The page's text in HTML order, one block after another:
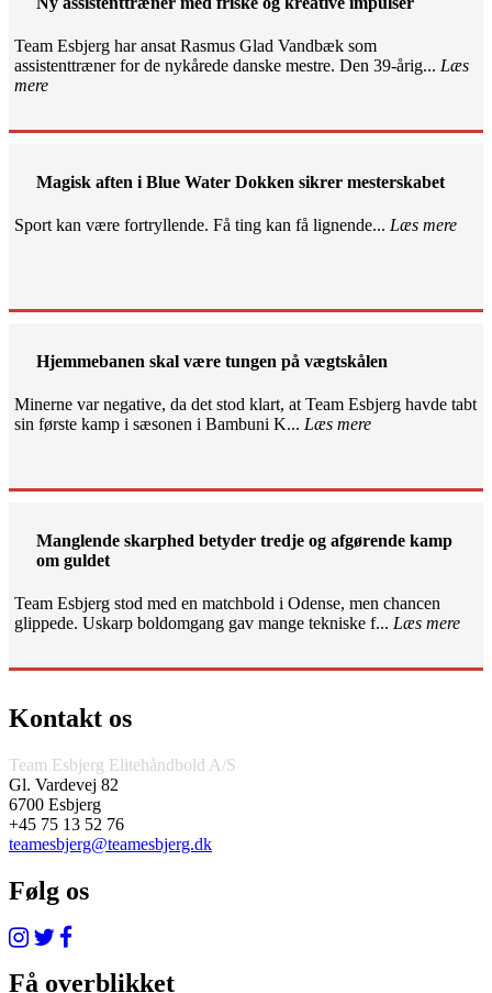
Team Esbjerg har ansat Rasmus Glad Vandbæk som
assistenttræner for de nykårede danske mestre. Den 39-årig... Læs
mere
Magisk aften i Blue Water Dokken sikrer mesterskabet
Sport kan være fortryllende. Få ting kan få lignende... Læs mere
Hjemmebanen skal være tungen på vægtskålen
Minerne var negative, da det stod klart, at Team Esbjerg havde tabt
sin første kamp i sæsonen i Bambuni K... Læs mere
Manglende skarphed betyder tredje og afgørende kamp
om guldet
Team Esbjerg stod med en matchbold i Odense, men chancen
glippede. Uskarp boldomgang gav mange tekniske f... Læs mere
Kontakt os
Team Esbjerg Elitehåndbold A/S
Gl. Vardevej 82
6700 Esbjerg
+45 75 13 52 76
teamesbjerg@teamesbjerg.dk
Følg os
Få overblikket